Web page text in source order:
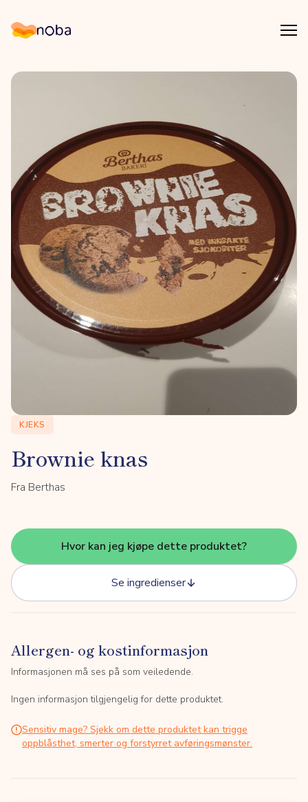
Noba
KJEKS
Brownie knas
Fra Berthas
Hvor kan jeg kjøpe dette produktet?
Se ingredienser
Allergen- og kostinformasjon
Informasjonen må ses på som veiledende.
Ingen informasjon tilgjengelig for dette produktet.
Sensitiv mage? Sjekk om dette produktet kan trigge
oppblåsthet, smerter og forstyrret avføringsmønster.